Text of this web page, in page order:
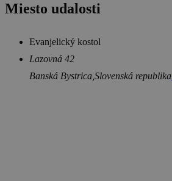
Miesto udalosti
Evanjelický kostol
Lazovná 42
Banská Bystrica Slovenská republika